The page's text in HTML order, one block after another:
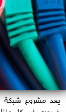
يعد مشروع شبكة